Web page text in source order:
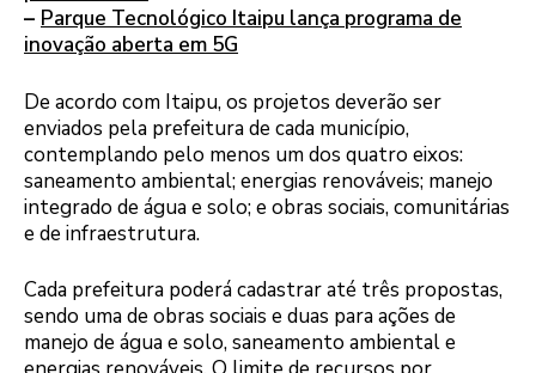
– Parque Tecnológico Itaipu lança programa de
inovação aberta em 5G
De acordo com Itaipu, os projetos deverão ser
enviados pela prefeitura de cada município,
contemplando pelo menos um dos quatro eixos:
saneamento ambiental; energias renováveis; manejo
integrado de água e solo; e obras sociais, comunitárias
e de infraestrutura.
Cada prefeitura poderá cadastrar até três propostas,
sendo uma de obras sociais e duas para ações de
manejo de água e solo, saneamento ambiental e